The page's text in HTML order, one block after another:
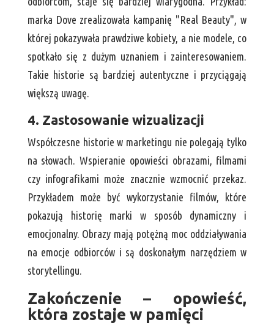
marka Dove zrealizowała kampanię "Real Beauty", w
której pokazywała prawdziwe kobiety, a nie modele, co
spotkało się z dużym uznaniem i zainteresowaniem.
Takie historie są bardziej autentyczne i przyciągają
większą uwagę.
4. Zastosowanie wizualizacji
Współczesne historie w marketingu nie polegają tylko
na słowach. Wspieranie opowieści obrazami, filmami
czy infografikami może znacznie wzmocnić przekaz.
Przykładem może być wykorzystanie filmów, które
pokazują historię marki w sposób dynamiczny i
emocjonalny. Obrazy mają potężną moc oddziaływania
na emocje odbiorców i są doskonałym narzędziem w
storytellingu.
Zakończenie – opowieść,
która zostaje w pamięci